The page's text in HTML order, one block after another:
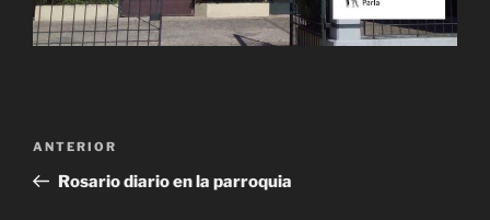
entradas
Entrada
anterior:
ANTERIOR
Rosario diario en la parroquia